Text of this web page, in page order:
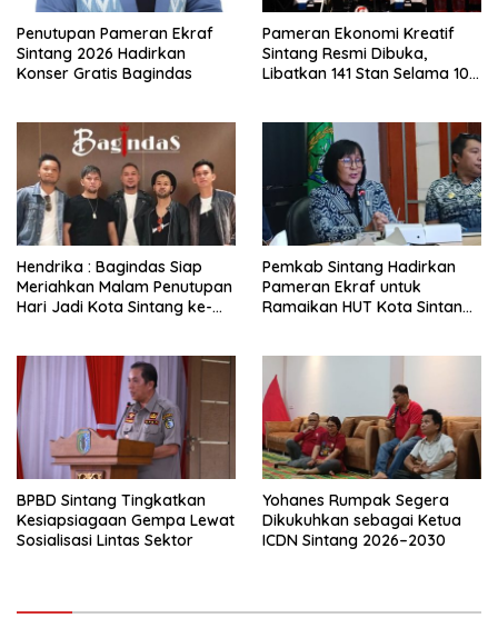
Penutupan Pameran Ekraf
Sintang 2026 Hadirkan
Konser Gratis Bagindas
Pameran Ekonomi Kreatif
Sintang Resmi Dibuka,
Libatkan 141 Stan Selama 10
Hendrika : Bagindas Siap
Meriahkan Malam Penutupan
Hari Jadi Kota Sintang ke-
Pemkab Sintang Hadirkan
Pameran Ekraf untuk
Ramaikan HUT Kota Sintang
BPBD Sintang Tingkatkan
Kesiapsiagaan Gempa Lewat
Sosialisasi Lintas Sektor
Yohanes Rumpak Segera
Dikukuhkan sebagai Ketua
ICDN Sintang 2026–2030